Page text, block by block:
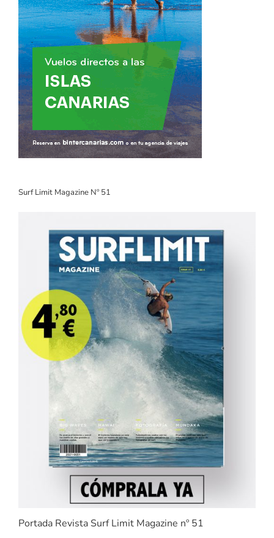
Surf Limit Magazine Nº 51
Portada Revista Surf Limit Magazine nº 51